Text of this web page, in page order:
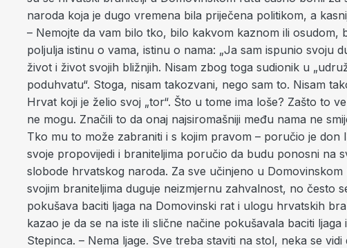
naroda koja je dugo vremena bila priječena politikom, a
– Nemojte da vam bilo tko, bilo kakvom kaznom ili osudom,
poljulja istinu o vama, istinu o nama: „Ja sam ispunio svoju
život i život svojih bližnjih. Nisam zbog toga sudionik u
poduhvatu“. Stoga, nisam takozvani, nego sam to. Nisam
Hrvat koji je želio svoj „tor“. Što u tome ima loše? Zašto to
ne mogu. Značili to da onaj najsiromašniji među nama ne
Tko mu to može zabraniti i s kojim pravom – poručio je don
svoje propovijedi i braniteljima poručio da budu ponosni na
slobode hrvatskog naroda. Za sve učinjeno u
svojim braniteljima duguje neizmjernu zahvalnost, no često
pokušava baciti ljaga na Domovinski rat i ulogu hrvatskih
kazao je da se na iste ili slične načine pokušavala baciti
Stepinca. – Nema ljage. Sve treba staviti na stol, neka se